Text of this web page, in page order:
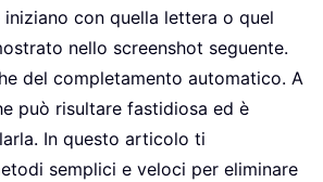
con quella lettera o quel
nello screenshot seguente.
del completamento automatico. A
può risultare fastidiosa ed è
In questo articolo ti
semplici e veloci per eliminare